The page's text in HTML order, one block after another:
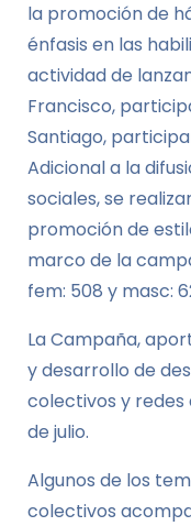
la promoción de
énfasis en las
actividad de
Francisco,
Santiago,
Adicional a la
sociales, se
promoción de
marco de la
fem: 508 y masc:
La Campaña,
y desarrollo de
colectivos y
de julio.
Algunos de los
colectivos